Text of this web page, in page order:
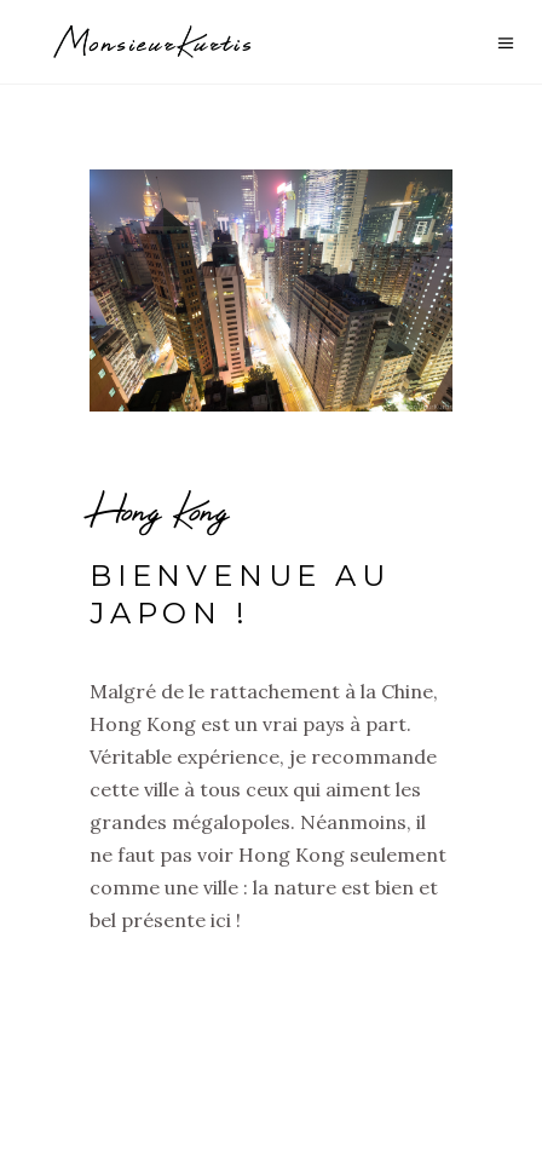
Hong Kong
BIENVENUE AU
JAPON !
Malgré de le rattachement à la Chine,
Hong Kong est un vrai pays à part.
Véritable expérience, je recommande
cette ville à tous ceux qui aiment les
grandes mégalopoles. Néanmoins, il
ne faut pas voir Hong Kong seulement
comme une ville : la nature est bien et
bel présente ici !